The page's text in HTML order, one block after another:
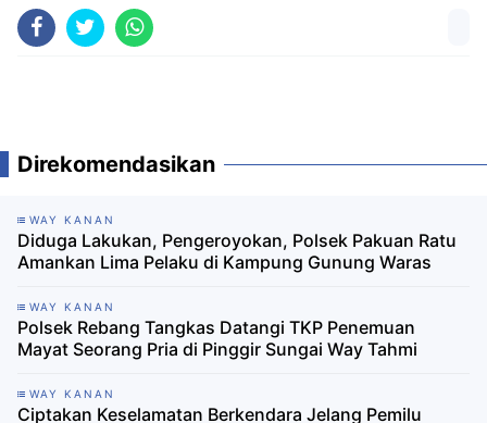
Direkomendasikan
WAY KANAN
Diduga Lakukan, Pengeroyokan, Polsek Pakuan Ratu
Amankan Lima Pelaku di Kampung Gunung Waras
WAY KANAN
Polsek Rebang Tangkas Datangi TKP Penemuan
Mayat Seorang Pria di Pinggir Sungai Way Tahmi
WAY KANAN
Ciptakan Keselamatan Berkendara Jelang Pemilu